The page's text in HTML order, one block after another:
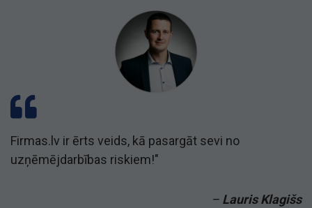
Firmas.lv ir ērts veids, kā pasargāt sevi no
uzņēmējdarbības riskiem!"
– Lauris Klagišs